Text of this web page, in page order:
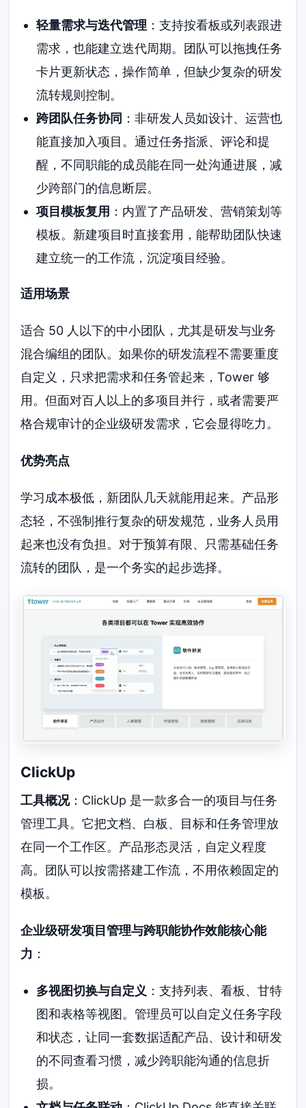
轻量需求与迭代管理 ：支持按看板或列表跟进
需求，也能建立迭代周期。团队可以拖拽任务
卡片更新状态，操作简单，但缺少复杂的研发
流转规则控制。
跨团队任务协同 ：非研发人员如设计、运营也
能直接加入项目。通过任务指派、评论和提
醒，不同职能的成员能在同一处沟通进展，减
少跨部门的信息断层。
项目模板复用 ：内置了产品研发、营销策划等
模板。新建项目时直接套用，能帮助团队快速
建立统一的工作流，沉淀项目经验。
适用场景
适合 50 人以下的中小团队，尤其是研发与业务
混合编组的团队。如果你的研发流程不需要重度
自定义，只求把需求和任务管起来，Tower 够
用。但面对百人以上的多项目并行，或者需要严
格合规审计的企业级研发需求，它会显得吃力。
优势亮点
学习成本极低，新团队几天就能用起来。产品形
态轻，不强制推行复杂的研发规范，业务人员用
起来也没有负担。对于预算有限、只需基础任务
流转的团队，是一个务实的起步选择。
ClickUp
工具概况：ClickUp 是一款多合一的项目与任务
管理工具。它把文档、白板、目标和任务管理放
在同一个工作区。产品形态灵活，自定义程度
高。团队可以按需搭建工作流，不用依赖固定的
模板。
企业级研发项目管理与跨职能协作效能核心能
力 ：
多视图切换与自定义 ：支持列表、看板、甘特
图和表格等视图。管理员可以自定义任务字段
和状态，让同一套数据适配产品、设计和研发
的不同查看习惯，减少跨职能沟通的信息折
损。